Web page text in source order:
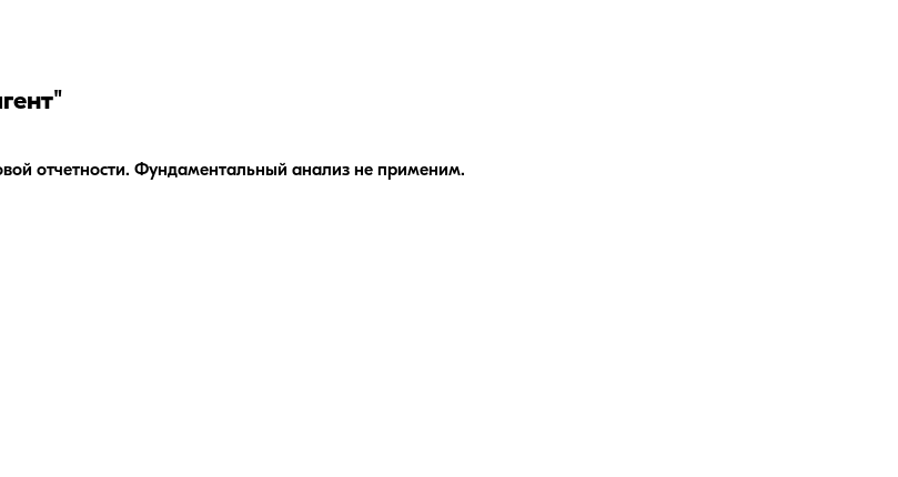
отчетности. Фундаментальный анализ не применим.